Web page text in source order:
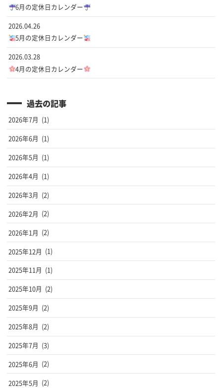
6月の定休日カレンダー
2026.04.26
5月の定休日カレンダー
2026.03.28
4月の定休日カレンダー
過去の記事
2026年7月 (1)
2026年6月 (1)
2026年5月 (1)
2026年4月 (1)
2026年3月 (2)
2026年2月 (2)
2026年1月 (2)
2025年12月 (1)
2025年11月 (1)
2025年10月 (2)
2025年9月 (2)
2025年8月 (2)
2025年7月 (3)
2025年6月 (2)
2025年5月 (2)